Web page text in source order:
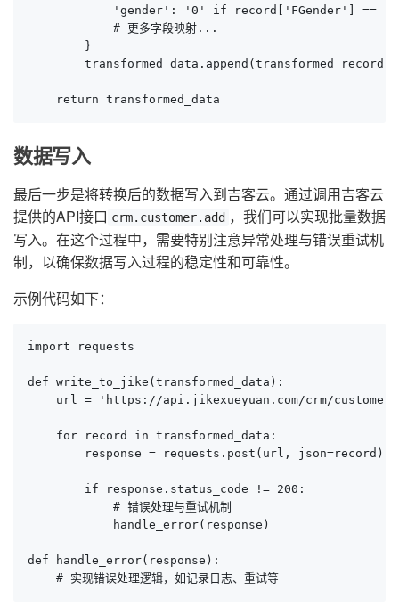
'gender': '0' if record['FGender'] == '
            # 更多字段映射...
        }
        transformed_data.append(transformed_record)
    return transformed_data
数据写入
最后一步是将转换后的数据写入到吉客云。通过调用吉客云
提供的API接口 crm.customer.add ，我们可以实现批量数据
写入。在这个过程中，需要特别注意异常处理与错误重试机
制，以确保数据写入过程的稳定性和可靠性。
示例代码如下：
import requests
def write_to_jike(transformed_data):
url = 'https://api.jikexueyuan.com/crm/
    for record in transformed_data:
        response = requests.post(url, json=record)
        if response.status_code != 200:
            # 错误处理与重试机制
            handle_error(response)
def handle_error(response):
    # 实现错误处理逻辑，如记录日志、重试等